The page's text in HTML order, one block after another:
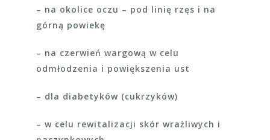
– na okolice oczu – pod linię rzęs i na
górną powiekę
– na czerwień wargową w celu
odmłodzenia i powiększenia ust
– dla diabetyków (cukrzyków)
– w celu rewitalizacji skór wrażliwych i